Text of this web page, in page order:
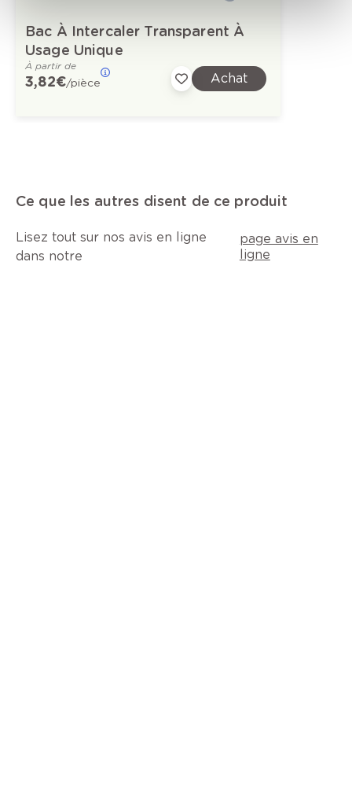
Bac À Intercaler Transparent À
Usage Unique
À partir de
3,82 €/pièce Achat
Ce que les autres disent de ce produit
Lisez tout sur nos avis en ligne
dans notre
page avis en
ligne